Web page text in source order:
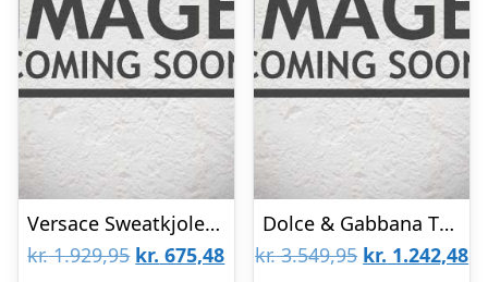
Versace Sweatkjole – Sort m. Logo/Similisten
kr.1.929,95 Den
kr. 675,48Den
Dolce & Gabbana Tylnederdel – Mørkegrå m. Print/Patches
kr.3.549,95 Den
kr. 1.242,48